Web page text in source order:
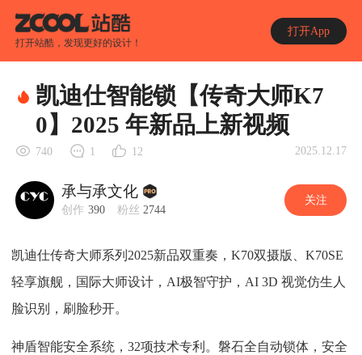
打开站酷，发现更好的设计！
打开App
凯迪仕智能锁【传奇大师K7
0】2025 年新品上新视频
740 1 12 2025.12.17
承与承文化
创作 390 粉丝 2744
关注
凯迪仕传奇大师系列2025新品双重奏，K70双摄版、K70SE
轻享旗舰，国际大师设计，AI极智守护，AI 3D 视觉仿生人
脸识别，刷脸秒开。
神盾智能安全系统，32项技术专利。磐石全自动锁体，安全